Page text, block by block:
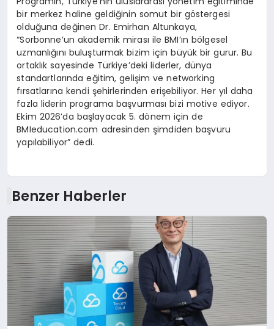
bir merkez haline geldiğinin somut bir göstergesi
olduğuna değinen Dr. Emirhan Altunkaya,
“Sorbonne’un akademik mirası ile BMI’ın bölgesel
uzmanlığını buluşturmak bizim için büyük bir gurur. Bu
ortaklık sayesinde Türkiye’deki liderler, dünya
standartlarında eğitim, gelişim ve networking
fırsatlarına kendi şehirlerinden erişebiliyor. Her yıl daha
fazla liderin programa başvurması bizi motive ediyor.
Ekim 2026’da başlayacak 5. dönem için de
BMIeducation.com adresinden şimdiden başvuru
yapılabiliyor” dedi.
Benzer Haberler